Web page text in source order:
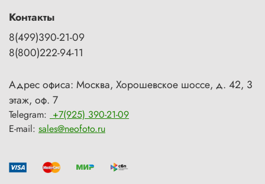
Контакты
8(499)390-21-09
8(800)222-94-11
Адрес офиса: Москва, Хорошевское шоссе, д. 42, 3
этаж, оф. 7
Telegram: +7(925) 390-21-09
E-mail: sales@neofoto.ru